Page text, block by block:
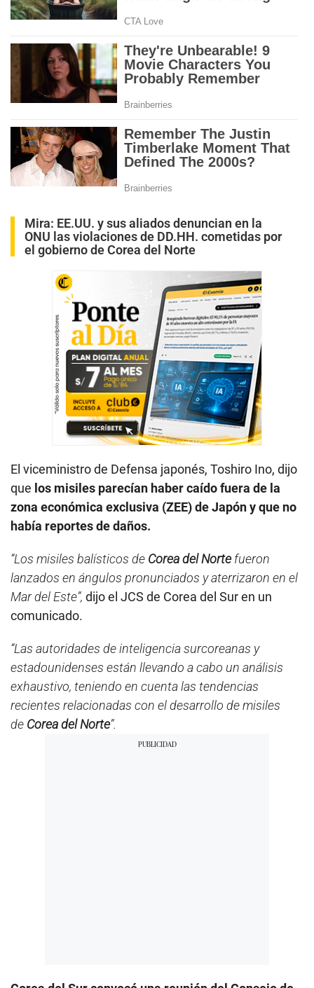
Mira: EE.UU. y sus aliados denuncian en la
ONU las violaciones de DD.HH. cometidas por
el gobierno de Corea del Norte
El viceministro de Defensa japonés, Toshiro Ino, dijo
que los misiles parecían haber caído fuera de la
zona económica exclusiva (ZEE) de Japón y que no
había reportes de daños.
“Los misiles balísticos de Corea del Nortefueron
lanzados en ángulos pronunciados y aterrizaron en el
Mar del Este”, dijo el JCS de Corea del Sur en un
comunicado.
“Las autoridades de inteligencia surcoreanas y
estadounidenses están llevando a cabo un análisis
exhaustivo, teniendo en cuenta las tendencias
recientes relacionadas con el desarrollo de misiles
de Corea del Norte”.